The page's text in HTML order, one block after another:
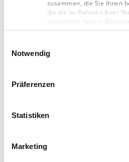
zusammen, die Sie ihnen
die sie im Rahmen Ihrer
gesammelt haben.
Impressum
Notwendig
Präferenzen
Statistiken
Marketing